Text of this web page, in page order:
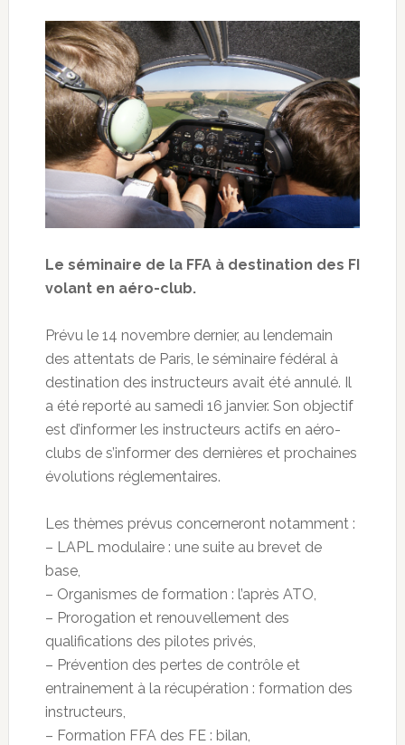
Le séminaire de la FFA à destination des FI
volant en aéro-club.
Prévu le 14 novembre dernier, au lendemain
des attentats de Paris, le séminaire fédéral à
destination des instructeurs avait été annulé. Il
a été reporté au samedi 16 janvier. Son objectif
est d’informer les instructeurs actifs en aéro-
clubs de s’informer des dernières et prochaines
évolutions réglementaires.
Les thèmes prévus concerneront notamment :
– LAPL modulaire : une suite au brevet de
base,
– Organismes de formation : l’après ATO,
– Prorogation et renouvellement des
qualifications des pilotes privés,
– Prévention des pertes de contrôle et
entrainement à la récupération : formation des
instructeurs,
– Formation FFA des FE : bilan,